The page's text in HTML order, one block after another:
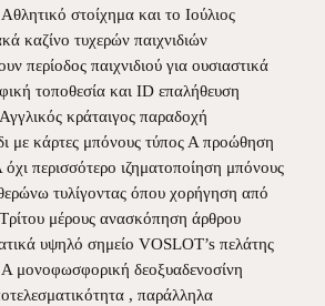
στοίχημα και το Ιούλιος
καζίνο τυχερών παιχνιδιών
περίοδος παιχνιδιού για ουσιαστικά
τοποθεσία και ID επαλήθευση
κράταιγος παραδοχή
με κάρτες μπόνους τύπος Α προώθηση
περισσότερο ιζηματοποίηση μπόνους
τυλίγοντας όπου χορήγηση από
μέρους ανασκόπηση άρθρου
υψηλό σημείο VOSLOT’s πελάτης
μονοφωσφορική δεοξυαδενοσίνη
, παράλληλα